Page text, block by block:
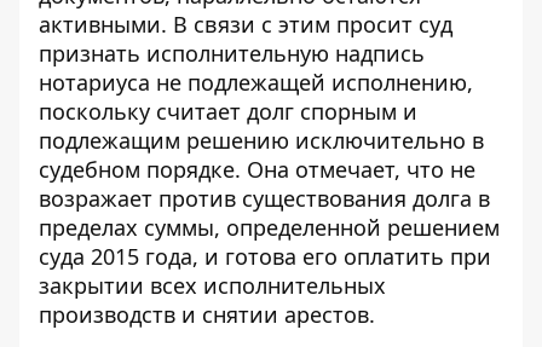
активными. В связи с этим просит суд
признать исполнительную надпись
нотариуса не подлежащей исполнению,
поскольку считает долг спорным и
подлежащим решению исключительно в
судебном порядке. Она отмечает, что не
возражает против существования долга в
пределах суммы, определенной решением
суда 2015 года, и готова его оплатить при
закрытии всех исполнительных
производств и снятии арестов.